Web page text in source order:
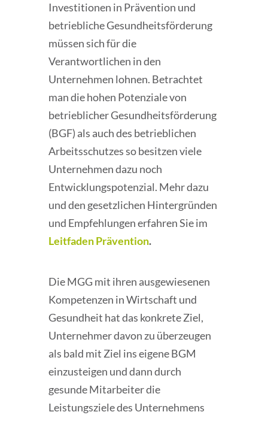
Investitionen in Prävention und
betriebliche Gesundheitsförderung
müssen sich für die
Verantwortlichen in den
Unternehmen lohnen. Betrachtet
man die hohen Potenziale von
betrieblicher Gesundheitsförderung
(BGF) als auch des betrieblichen
Arbeitsschutzes so besitzen viele
Unternehmen dazu noch
Entwicklungspotenzial. Mehr dazu
und den gesetzlichen Hintergründen
und Empfehlungen erfahren Sie im
Leitfaden Prävention.
Die MGG mit ihren ausgewiesenen
Kompetenzen in Wirtschaft und
Gesundheit hat das konkrete Ziel,
Unternehmer davon zu überzeugen
als bald mit Ziel ins eigene BGM
einzusteigen und dann durch
gesunde Mitarbeiter die
Leistungsziele des Unternehmens